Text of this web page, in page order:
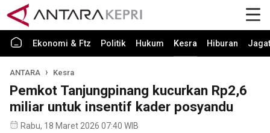
Ekonomi & Ftz Politik Hukum Kesra Hiburan Jagat
ANTARA Kesra
Pemkot Tanjungpinang kucurkan Rp2,6
miliar untuk insentif kader posyandu
Rabu, 18 Maret 2026 07:40 WIB